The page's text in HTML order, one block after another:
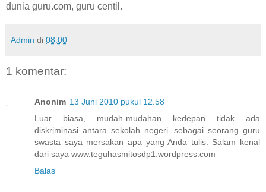
dunia guru.com, guru centil.
Admin di 08.00
1 komentar:
Anonim 13 Juni 2010 pukul 12.58
Luar biasa, mudah-mudahan kedepan tidak ada
diskriminasi antara sekolah negeri. sebagai seorang guru
swasta saya mersakan apa yang Anda tulis. Salam kenal
dari saya www.teguhasmitosdp1.wordpress.com
Balas